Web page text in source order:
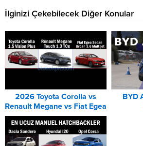
İlginizi Çekebilecek Diğer Konular
2026 Toyota Corolla vs
Renault Megane vs Fiat Egea
DCT Karşılaştırması
BYD